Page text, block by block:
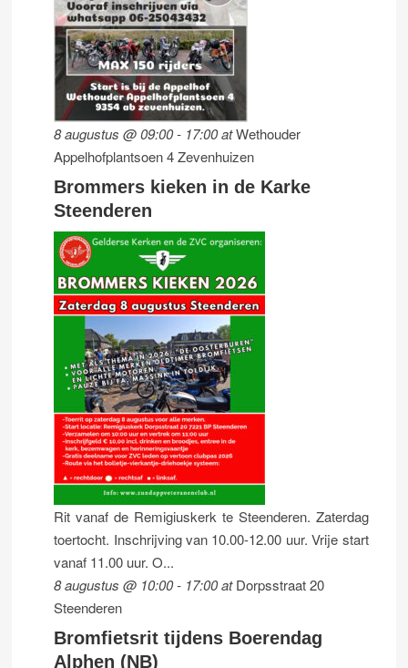
8 augustus @ 09:00- 17:00atWethouder
Appelhofplantsoen 4 Zevenhuizen
Brommers kieken in de Karke
Steenderen
Rit vanaf de Remigiuskerk te Steenderen. Zaterdag
toertocht. Inschrijving van 10.00-12.00 uur. Vrije start
vanaf 11.00 uur. O...
8 augustus @ 10:00- 17:00atDorpsstraat 20
Steenderen
Bromfietsrit tijdens Boerendag
Alphen (NB)